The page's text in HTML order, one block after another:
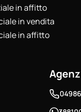
in affitto
in vendita
in affitto